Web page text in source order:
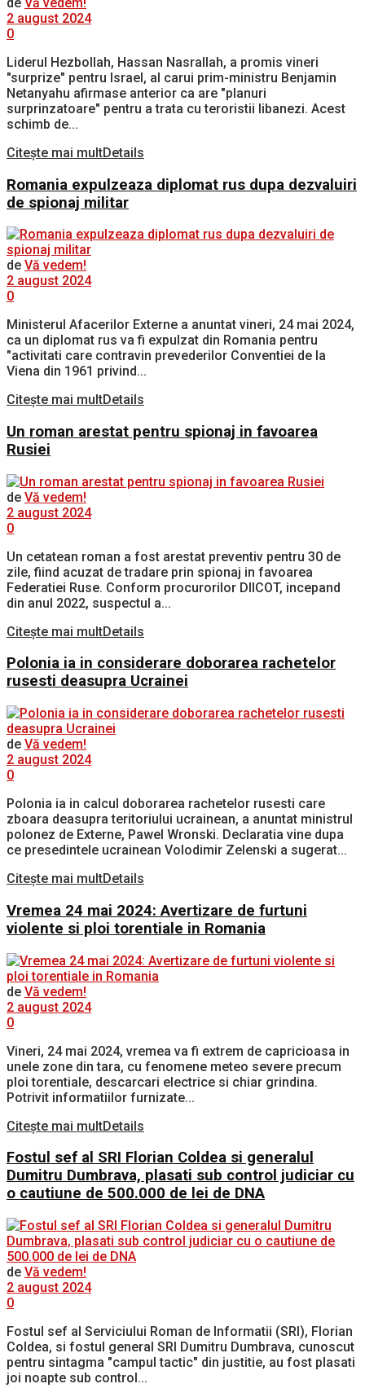
2 august 2024
0
Liderul Hezbollah, Hassan Nasrallah, a promis vineri
"surprize" pentru Israel, al carui prim-ministru Benjamin
Netanyahu afirmase anterior ca are "planuri
surprinzatoare" pentru a trata cu teroristii libanezi. Acest
schimb de...
Citește mai multDetails
Romania expulzeaza diplomat rus dupa dezvaluiri
de spionaj militar
de Vă vedem!
2 august 2024
0
Ministerul Afacerilor Externe a anuntat vineri, 24 mai 2024,
ca un diplomat rus va fi expulzat din Romania pentru
"activitati care contravin prevederilor Conventiei de la
Viena din 1961 privind...
Citește mai multDetails
Un roman arestat pentru spionaj in favoarea
Rusiei
de Vă vedem!
2 august 2024
0
Un cetatean roman a fost arestat preventiv pentru 30 de
zile, fiind acuzat de tradare prin spionaj in favoarea
Federatiei Ruse. Conform procurorilor DIICOT, incepand
din anul 2022, suspectul a...
Citește mai multDetails
Polonia ia in considerare doborarea rachetelor
rusesti deasupra Ucrainei
de Vă vedem!
2 august 2024
0
Polonia ia in calcul doborarea rachetelor rusesti care
zboara deasupra teritoriului ucrainean, a anuntat ministrul
polonez de Externe, Pawel Wronski. Declaratia vine dupa
ce presedintele ucrainean Volodimir Zelenski a sugerat...
Citește mai multDetails
Vremea 24 mai 2024: Avertizare de furtuni
violente si ploi torentiale in Romania
de Vă vedem!
2 august 2024
0
Vineri, 24 mai 2024, vremea va fi extrem de capricioasa in
unele zone din tara, cu fenomene meteo severe precum
ploi torentiale, descarcari electrice si chiar grindina.
Potrivit informatiilor furnizate...
Citește mai multDetails
Fostul sef al SRI Florian Coldea si generalul
Dumitru Dumbrava, plasati sub control judiciar cu
o cautiune de 500.000 de lei de DNA
de Vă vedem!
2 august 2024
0
Fostul sef al Serviciului Roman de Informatii (SRI), Florian
Coldea, si fostul general SRI Dumitru Dumbrava, cunoscut
pentru sintagma "campul tactic" din justitie, au fost plasati
joi noapte sub control...